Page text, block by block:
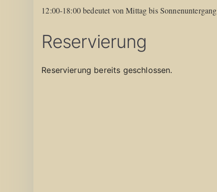
12:00-18:00 bedeutet von Mittag bis Sonnenuntergang
Reservierung
Reservierung bereits geschlossen.